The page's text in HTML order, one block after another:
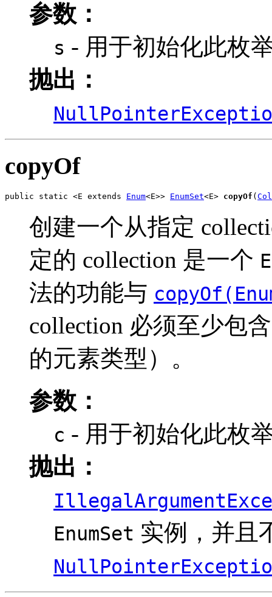
参数：
s - 用于初始化此枚
抛出：
copyOf
public static <E extends Enum<E>> EnumSet<E> copyOf (
创建一个从指定
定的 collection 是一个
法的功能与
collection 必须至少包
的元素类型）。
参数：
c - 用于初始化此枚
抛出：
EnumSet 实例，并且